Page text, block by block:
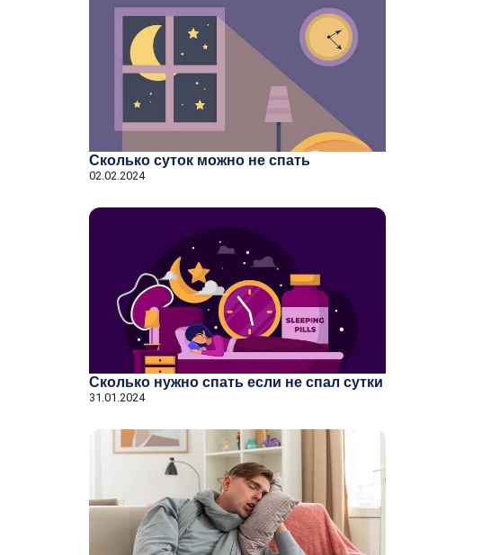
Сколько суток можно не спать
02.02.2024
Сколько нужно спать если не спал сутки
31.01.2024